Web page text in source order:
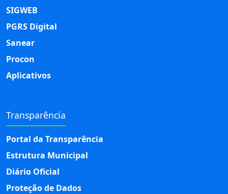
SIGWEB
PGRS Digital
Sanear
Procon
Aplicativos
Transparência
Portal da Transparência
Estrutura Municipal
Diário Oficial
Proteção de Dados